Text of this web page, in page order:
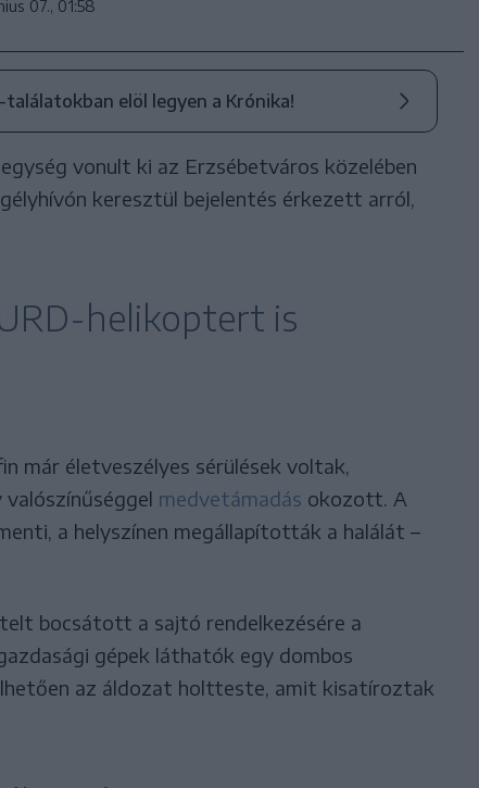
07., 01:58
elöl legyen a Krónika!
vonult ki az Erzsébetváros közelében
keresztül bejelentés érkezett arról,
helikoptert is
már életveszélyes sérülések voltak,
medvetámadás okozott. A
a helyszínen megállapították a halálát –
bocsátott a sajtó rendelkezésére a
gépek láthatók egy dombos
az áldozat holtteste, amit kisatíroztak